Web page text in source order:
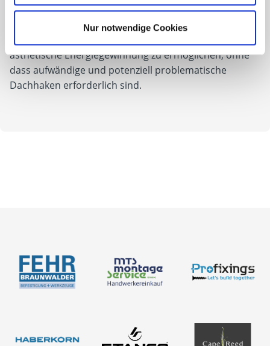
Nur notwendige Cookies
traditionellen Frankfurter Pfannen ersetzt und durch
robuste Trapezbleche ersetzt wird. Dieses System ist
ästhetische Energiegewinnung zu ermöglichen, ohne
dass aufwändige und potenziell problematische
Dachhaken erforderlich sind.